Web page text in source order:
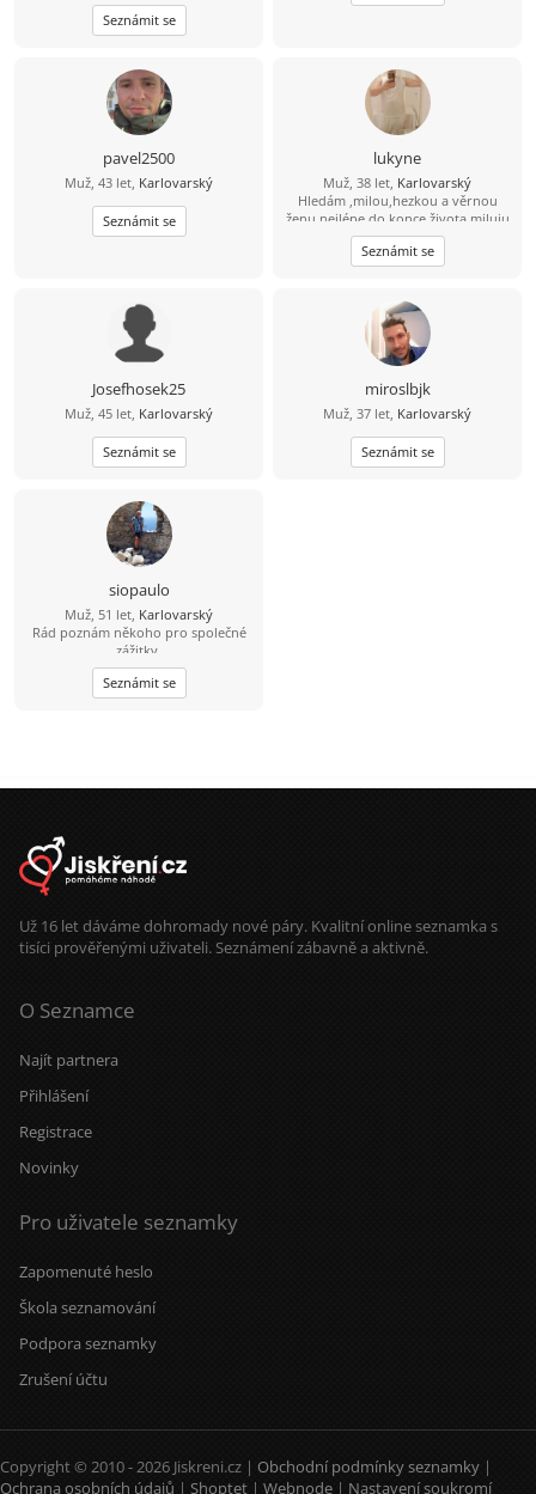
Seznámit se
pavel2500
Muž, 43 let, Karlovarský
Seznámit se
lukyne
Muž, 38 let, Karlovarský
Hledám ,milou,hezkou a věrnou
ženu nejlépe do konce života,miluju
přírodu,jízdu na kole, masáže,more,
sluníčko,poznávání nových zemí
Seznámit se
Josefhosek25
Muž, 45 let, Karlovarský
Seznámit se
miroslbjk
Muž, 37 let, Karlovarský
Seznámit se
siopaulo
Muž, 51 let, Karlovarský
Rád poznám někoho pro společné
zážitky.
Seznámit se
Už 16 let dáváme dohromady nové páry. Kvalitní online seznamka s
tisíci prověřenými uživateli. Seznámení zábavně a aktivně.
O Seznamce
Najít partnera
Přihlášení
Registrace
Novinky
Pro uživatele seznamky
Zapomenuté heslo
Škola seznamování
Podpora seznamky
Zrušení účtu
Copyright © 2010 - 2026 Jiskreni.cz | Obchodní podmínky seznamky |
Ochrana osobních údajů | Shoptet | Webnode | Nastavení soukromí